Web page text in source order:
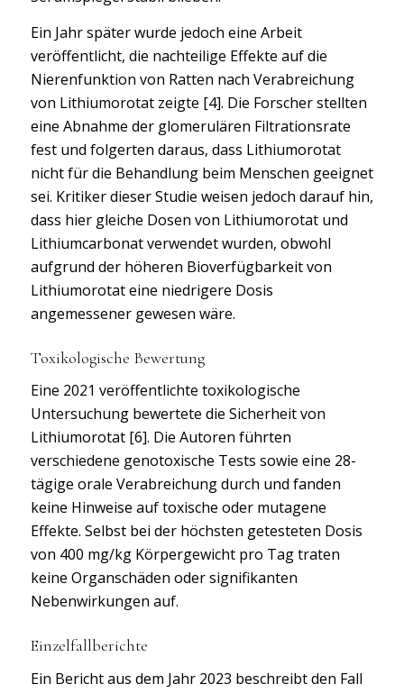
Ein Jahr später wurde jedoch eine Arbeit
veröffentlicht, die nachteilige Effekte auf die
Nierenfunktion von Ratten nach Verabreichung
von Lithiumorotat zeigte [4]. Die Forscher stellten
eine Abnahme der glomerulären Filtrationsrate
fest und folgerten daraus, dass Lithiumorotat
nicht für die Behandlung beim Menschen geeignet
sei. Kritiker dieser Studie weisen jedoch darauf hin,
dass hier gleiche Dosen von Lithiumorotat und
Lithiumcarbonat verwendet wurden, obwohl
aufgrund der höheren Bioverfügbarkeit von
Lithiumorotat eine niedrigere Dosis
angemessener gewesen wäre.
Toxikologische Bewertung
Eine 2021 veröffentlichte toxikologische
Untersuchung bewertete die Sicherheit von
Lithiumorotat [6]. Die Autoren führten
verschiedene genotoxische Tests sowie eine 28-
tägige orale Verabreichung durch und fanden
keine Hinweise auf toxische oder mutagene
Effekte. Selbst bei der höchsten getesteten Dosis
von 400 mg/kg Körpergewicht pro Tag traten
keine Organschäden oder signifikanten
Nebenwirkungen auf.
Einzelfallberichte
Ein Bericht aus dem Jahr 2023 beschreibt den Fall